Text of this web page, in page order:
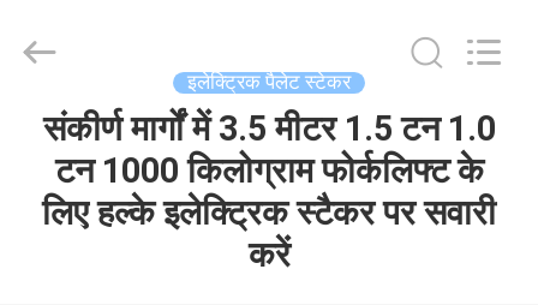
उत्पादों
Machinery
Co.,Ltd.
इलेक्ट्रिक पैलेट स्टेकर
संकीर्ण मार्गों में 3.5 मीटर 1.5 टन 1.0
टन 1000 किलोग्राम फोर्कलिफ्ट के
लिए हल्के इलेक्ट्रिक स्टैकर पर सवारी
करें